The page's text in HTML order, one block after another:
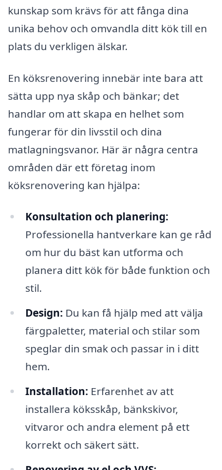
kunskap som krävs för att fånga dina
unika behov och omvandla ditt kök till en
plats du verkligen älskar.
En köksrenovering innebär inte bara att
sätta upp nya skåp och bänkar; det
handlar om att skapa en helhet som
fungerar för din livsstil och dina
matlagningsvanor. Här är några centra
områden där ett företag inom
köksrenovering kan hjälpa:
Konsultation och planering:
Professionella hantverkare kan ge råd
om hur du bäst kan utforma och
planera ditt kök för både funktion och
stil.
Design: Du kan få hjälp med att välja
färgpaletter, material och stilar som
speglar din smak och passar in i ditt
hem.
Installation: Erfarenhet av att
installera köksskåp, bänkskivor,
vitvaror och andra element på ett
korrekt och säkert sätt.